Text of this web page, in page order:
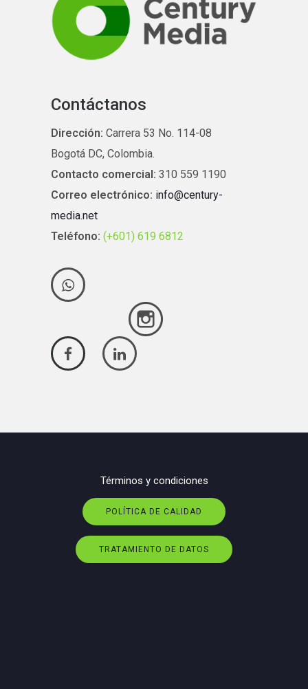
Contáctanos
Dirección: Carrera 53 No. 114-08
Bogotá DC, Colombia.
Contacto comercial: 310 559 1190
Correo electrónico: info@century-
media.net
Teléfono: (+601) 619 6812
Términos y condiciones
POLÍTICA DE CALIDAD
TRATAMIENTO DE DATOS